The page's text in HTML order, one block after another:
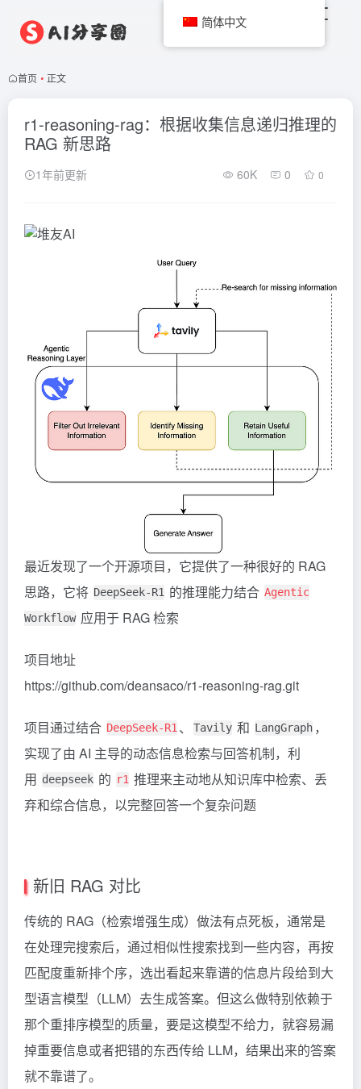
首页 • 正文
r1-reasoning-rag：根据收集信息递归推理的
RAG 新思路
1年前更新 60K 0 0
最近发现了一个开源项目，它提供了一种很好的 RAG
思路，它将 DeepSeek-R1 的推理能力结合 Agentic
Workflow 应用于 RAG 检索
项目地址
https://github.com/deansaco/r1-reasoning-rag.git
项目通过结合 DeepSeek-R1 、 Tavily 和 LangGraph ，
实现了由 AI 主导的动态信息检索与回答机制，利
用 deepseek 的 r1 推理来主动地从知识库中检索、丢
弃和综合信息，以完整回答一个复杂问题
新旧 RAG 对比
传统的 RAG（检索增强生成）做法有点死板，通常是
在处理完搜索后，通过相似性搜索找到一些内容，再按
匹配度重新排个序，选出看起来靠谱的信息片段给到大
型语言模型（LLM）去生成答案。但这么做特别依赖于
那个重排序模型的质量，要是这模型不给力，就容易漏
掉重要信息或者把错的东西传给 LLM，结果出来的答案
就不靠谱了。
简体中文